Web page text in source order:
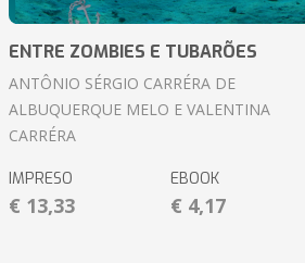
ENTRE ZOMBIES E TUBARÕES
ANTÔNIO SÉRGIO CARRÉRA DE
ALBUQUERQUE MELO E VALENTINA
CARRÉRA
IMPRESO
€ 13,33
EBOOK
€ 4,17